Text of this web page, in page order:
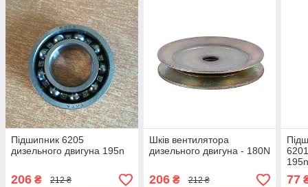
Підшипник 6205
дизельного двигуна 195n
206 ₴ 212 ₴
Шків вентилятора
дизельного двигуна - 180N
206₴ 212 ₴ 77